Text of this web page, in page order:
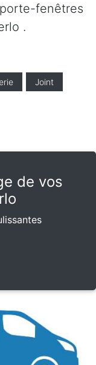
fenêtres
.
Joint
de vos